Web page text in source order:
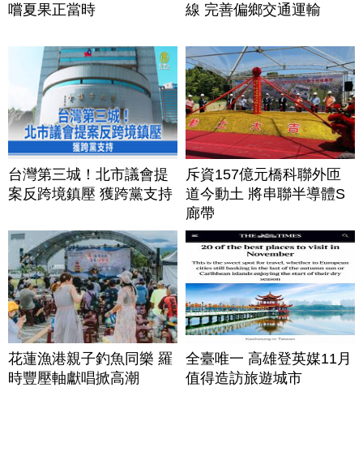
嚐夏果正當時
線 完善偏鄉交通運輸
台灣第三城！北市議會提
案反跨境鎮壓 獲跨黨支持
斥資157億元橋科聯外匝
道今動土 將串聯半導體S
廊帶
花蓮漁港親子釣魚同樂 羅
時豐壓軸獻唱掀高潮
全臺唯一 高雄登英媒11月
值得造訪旅遊城市